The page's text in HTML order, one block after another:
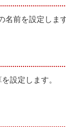
名前を設定します
設定します。